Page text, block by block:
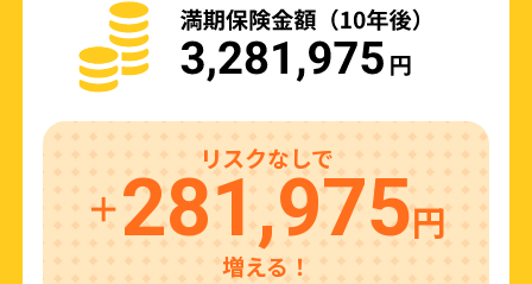
リスクなしで
＋281,975円
増える！